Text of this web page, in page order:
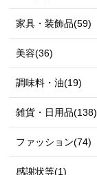
家具・装飾品(59)
美容(36)
調味料・油(19)
雑貨・日用品(138)
ファッション(74)
感謝状等(1)